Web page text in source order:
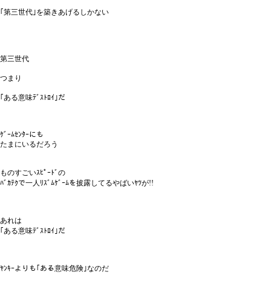
｢第三世代｣を築きあげるしかない
第三世代
つまり
｢ある意味ﾃﾞｽﾄﾛｲ｣だ
ｹﾞｰﾑｾﾝﾀｰにも
たまにいるだろう
ものすごいｽﾋﾟｰﾄﾞの
ﾊﾞｶﾃｸで一人ﾘｽﾞﾑｹﾞｰﾑを披露してるやばいﾔﾂが!!
あれは
｢ある意味ﾃﾞｽﾄﾛｲ｣だ
ﾔﾝｷｰよりも｢ある意味危険｣なのだ